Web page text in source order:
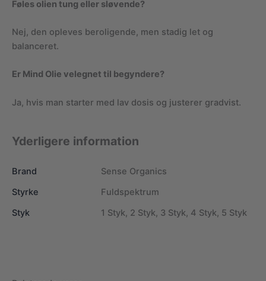
Føles olien tung eller sløvende?
Nej, den opleves beroligende, men stadig let og
balanceret.
Er Mind Olie velegnet til begyndere?
Ja, hvis man starter med lav dosis og justerer gradvist.
Yderligere information
Brand
Sense Organics
Styrke
Fuldspektrum
Styk
1 Styk, 2 Styk, 3 Styk, 4 Styk, 5 Styk